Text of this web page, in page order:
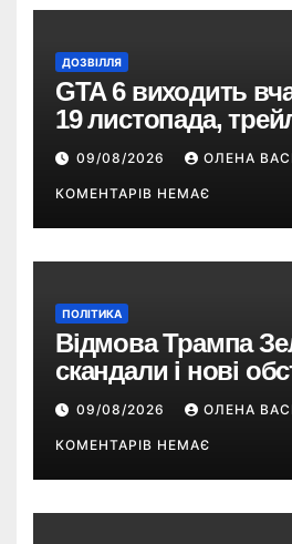
ДОЗВІЛЛЯ
GTA 6 виходить
19 листопада,
і $180 млн
09/08/2026 ОЛЕНА
КОМЕНТАРІВ НЕМАЄ
ПОЛІТИКА
Відмова Трампа
скандали і нові
України – що пішло
09/08/2026 ОЛЕНА
КОМЕНТАРІВ НЕМАЄ